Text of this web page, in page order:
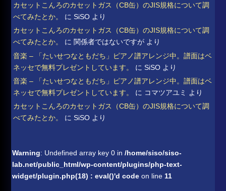
カセットこんろのカセットガス（CB缶）のJIS規格について調
べてみたとか。
にSiSO より
カセットこんろのカセットガス（CB缶）のJIS規格について調
べてみたとか。
に 関係者ではないですが より
音楽 – 「たいせつなともだち」ピアノ譜アレンジ中。譜面はベ
ネッセで無料プレゼントしています。
にSiSO より
音楽 – 「たいせつなともだち」ピアノ譜アレンジ中。譜面はベ
ネッセで無料プレゼントしています。
に コマツアユミ
より
カセットこんろのカセットガス（CB缶）のJIS規格について調
べてみたとか。
にSiSO より
Warning: Undefined array key 0 in/home/siso/siso-
lab.net/public_html/wp-content/plugins/php-text-
widget/plugin.php(18) : eval()'d code on line11